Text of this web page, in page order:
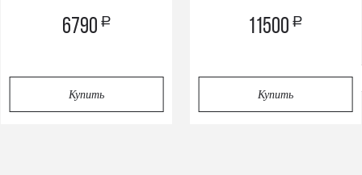
6790 a
Купить
11500 a
Купить
Privacy notice